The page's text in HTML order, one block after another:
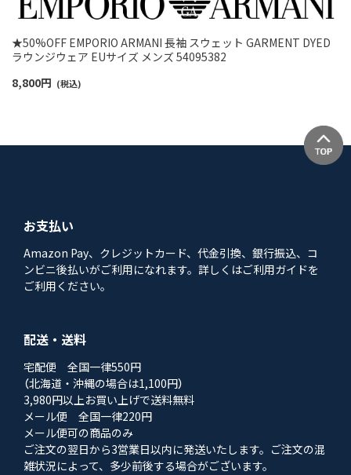
★50%OFF EMPORIO ARMANI 長袖 スウェット GARMENT DYED
ラウンジウェア EUサイズ メンズ 54095382
8,800円 (税込)
お支払い
Amazon Pay、クレジットカード、代金引換、銀行振込、コ
ンビニ後払いがご利用になれます。詳しくはご利用ガイドを
ご利用ください。
配送・送料
宅配便 全国一律550円
（北海道・沖縄の場合は1,100円）
3,980円以上お買い上げで送料無料
メール便 全国一律220円
メール便可の商品のみ
ご注文の翌日から3営業日以内に発送いたします。ご注文の混
雑状況によって、多少前後する場合がございます。